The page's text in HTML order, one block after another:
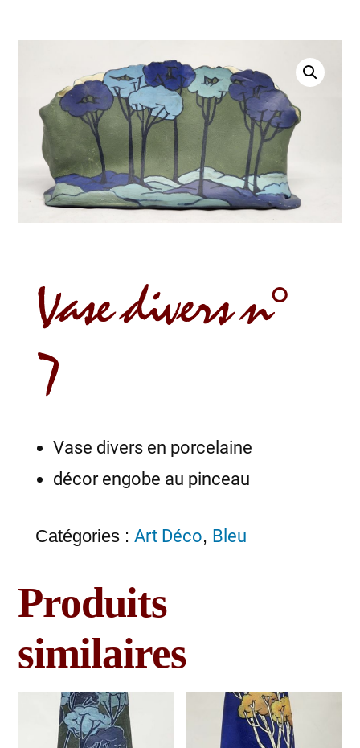
Vase divers n°
7
Vase divers en porcelaine
décor engobe au pinceau
Catégories : Art Déco, Bleu
Produits
similaires